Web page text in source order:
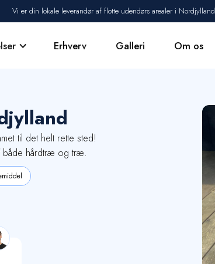
Vi er din lokale leverandør af flotte udendørs arealer i Nordjylland
Erhverv Galleri Om os
til det helt rette sted!
både hårdtræ og træ.